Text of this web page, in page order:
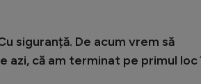
siguranță. De acum vrem să
azi, că am terminat pe primul loc